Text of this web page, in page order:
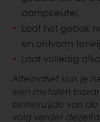
dampsleutel.
Laat het gebak
en ontvorm
Laat volledig
Alternatief kun je
een metalen
binnenzijde van
volg verder